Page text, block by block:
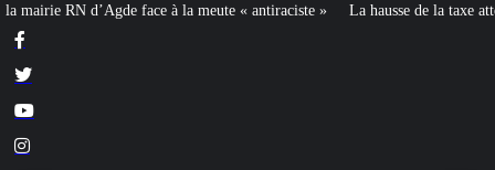
antiraciste » La hausse de la taxe attentat va augmenter votre assurance